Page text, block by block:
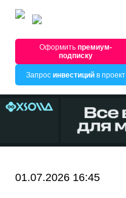
Оформитьпремиум-
подписку
Запрос инвестицийв проект
01.07.2026 16:45